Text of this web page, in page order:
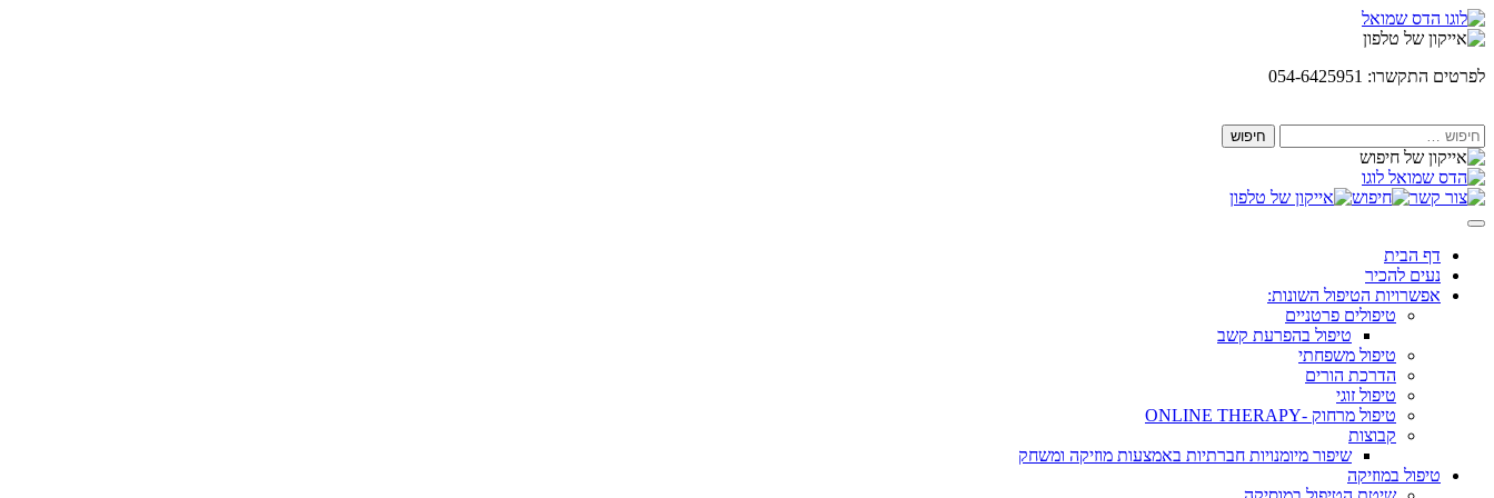
Skip
to
לפרטים התקשרו: 054-6425951
חיפוש:
דף הבית
נעים להכיר
אפשרויות הטיפול השונות:
טיפולים פרטניים
טיפול בהפרעת קשב
טיפול משפחתי
הדרכת הורים
טיפול זוגי
טיפול מרחוק -ONLINE THERAPY
קבוצות
שיפור מיומנויות חברתיות באמצעות מוזיקה ומשחק
טיפול במוזיקה